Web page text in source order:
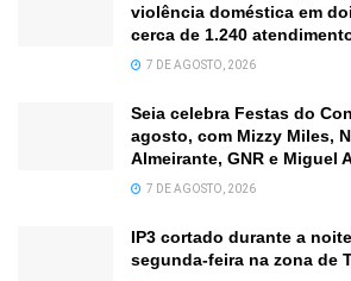
violência doméstica em
cerca de 1.240
7 DE AGOSTO, 2026
Seia celebra Festas do
agosto, com Mizzy Miles,
Almeirante, GNR e Miguel
7 DE AGOSTO, 2026
IP3 cortado durante a
segunda-feira na zona de